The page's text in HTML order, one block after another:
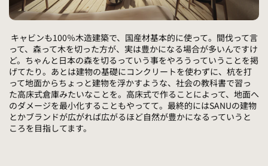
キャビンも100％木造建築で、国産材基本的に使って。間伐って言
って、森って木を切った方が、実は豊かになる場合が多いんですけ
ど。ちゃんと日本の森を切るっていう事をやろうっていうことを掲
げてたり。あとは建物の基礎にコンクリートを使わずに、杭を打
って地面からちょっと建物を浮かすような、社会の教科書で習っ
た高床式倉庫みたいなことを。高床式で作ることによって、地面へ
のダメージを最小化することもやってて。最終的にはSANUの建物
とかブランドが広がれば広がるほど自然が豊かになるっていうと
ころを目指してます。